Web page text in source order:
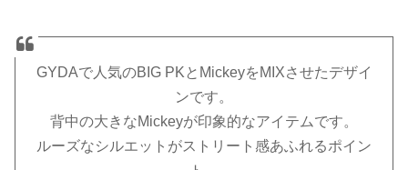
GYDAで人気のBIG PKとMickeyをMIXさせたデザイ
ンです。
背中の大きなMickeyが印象的なアイテムです。
ルーズなシルエットがストリート感あふれるポイン